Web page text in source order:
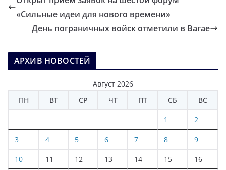
«Сильные идеи для нового времени»
День пограничных войск отметили в Вагае
АРХИВ НОВОСТЕЙ
Август 2026
ПН
ВТ СР ЧТ ПТ СБ ВС
1 2
3 4 5 6 7 8 9
10 11 12 13 14 15 16